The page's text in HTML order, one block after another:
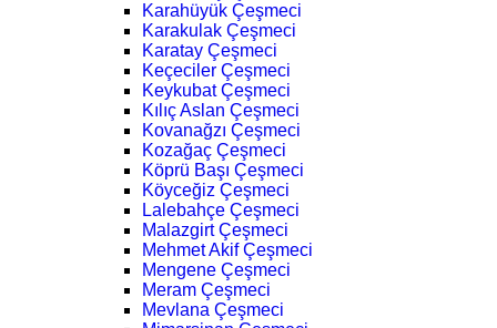
Karahüyük Çeşmeci
Karakulak Çeşmeci
Karatay Çeşmeci
Keçeciler Çeşmeci
Keykubat Çeşmeci
Kılıç Aslan Çeşmeci
Kovanağzı Çeşmeci
Kozağaç Çeşmeci
Köprü Başı Çeşmeci
Köyceğiz Çeşmeci
Lalebahçe Çeşmeci
Malazgirt Çeşmeci
Mehmet Akif Çeşmeci
Mengene Çeşmeci
Meram Çeşmeci
Mevlana Çeşmeci